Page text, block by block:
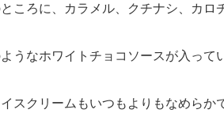
ころに、カラメル、クチナシ、カロ
うなホワイトチョコソースが入って
スクリームもいつもよりもなめらか